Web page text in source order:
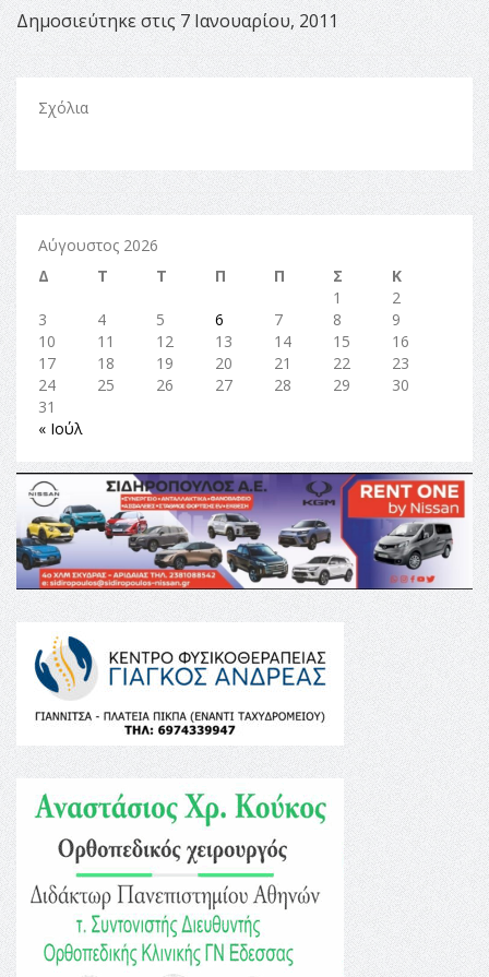
Δημοσιεύτηκε στις 7 Ιανουαρίου, 2011
Σχόλια
Αύγουστος 2026
Δ
Τ Τ Π Π Σ
Κ
1
2
3
4 5 6 7 8
9
10
11 12 13 14 15
16
17
18 19 20 21 22
23
24
25 26 27 28 29
30
31
« Ιούλ